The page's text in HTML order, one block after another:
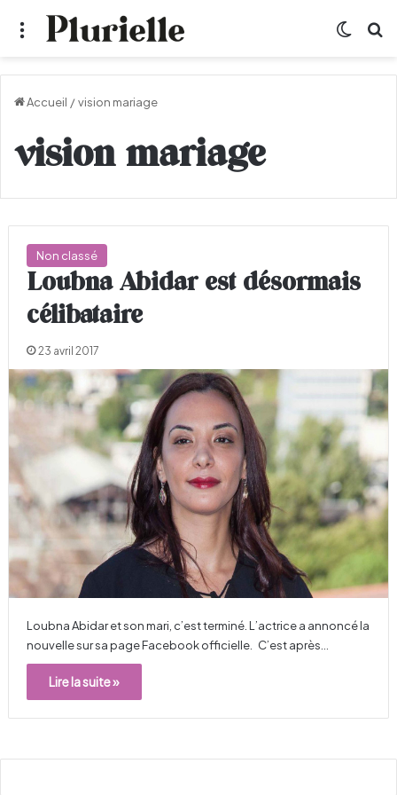
Menu
Accueil /vision mariage
vision mariage
Non classé
Loubna Abidar est désormais
célibataire
23 avril 2017
Loubna Abidar et son mari, c’est terminé. L’actrice a annoncé la
nouvelle sur sa page Facebook officielle. C’est après…
Lire la suite »